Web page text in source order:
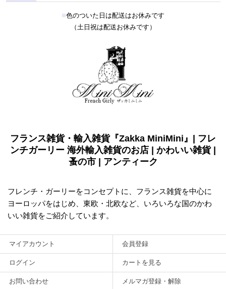
■色のついた日は配送はお休みです
（土日祝は配送お休みです）
フランス雑貨・輸入雑貨『Zakka MiniMini』| フレ
ンチガーリー 海外輸入雑貨のお店 | かわいい雑貨 |
蚤の市 | アンティーク
フレンチ・ガーリーをコンセプトに、フランス雑貨を中心に
ヨーロッパをはじめ、東欧・北欧など、いろいろな国のかわ
いい雑貨をご紹介しています。
マイアカウント 会員登録
ログイン カートを見る
お問い合わせ メルマガ登録・解除